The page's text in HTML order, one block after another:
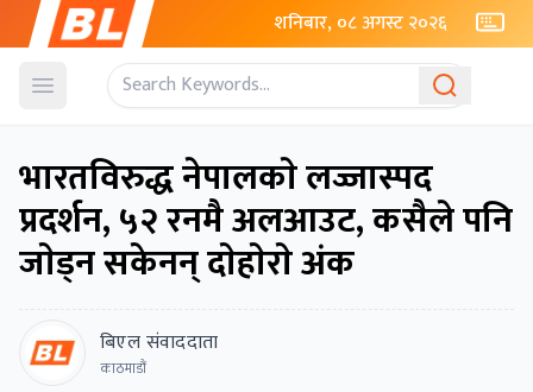
शनिबार, ०८ अगस्ट २०२६
Open menu
भारतविरुद्ध नेपालकाे लज्जास्पद
प्रदर्शन, ५२ रनमै अलआउट, कसैले पनि
जाेड्न सकेनन् दाेहाेराे अंक
बिएल संवाददाता
काठमाडौं